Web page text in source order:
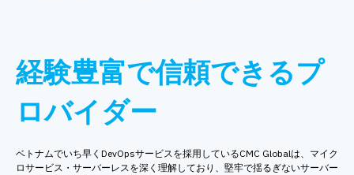
経験豊富で信頼できるプ
ロバイダー
ベトナムでいち早くDevOpsサービスを採用しているCMC Globalは、マイク
ロサービス・サーバーレスを深く理解しており、堅牢で揺るぎないサーバー